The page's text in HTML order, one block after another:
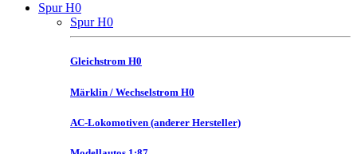
Spur H0
Spur H0
Gleichstrom H0
Märklin / Wechselstrom H0
AC-Lokomotiven (anderer Hersteller)